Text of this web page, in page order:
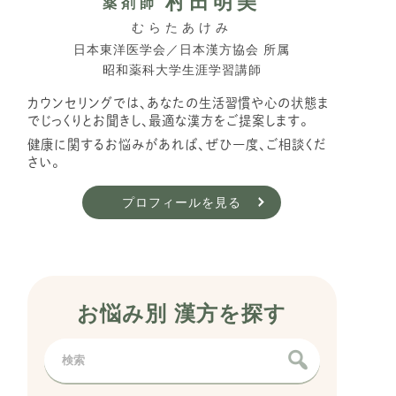
薬剤師
むらたあけみ
日本東洋医学会／日本漢方協会 所属
昭和薬科大学生涯学習講師
カウンセリングでは、あなたの生活習慣や心の状態ま
でじっくりとお聞きし、最適な漢方をご提案します。
健康に関するお悩みがあれば、ぜひ一度、ご相談くだ
さい。
プロフィールを見る
お悩み別 漢方を探す